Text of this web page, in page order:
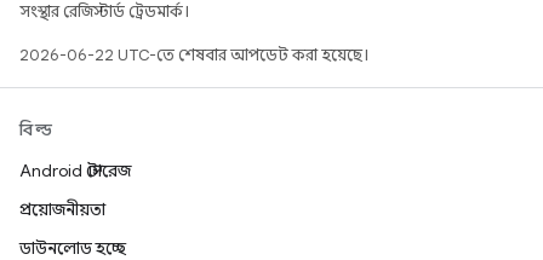
সংস্থার রেজিস্টার্ড ট্রেডমার্ক।
2026-06-22 UTC-তে শেষবার আপডেট করা হয়েছে।
বিল্ড
Android স্টোরেজ
প্রয়োজনীয়তা
ডাউনলোড হচ্ছে